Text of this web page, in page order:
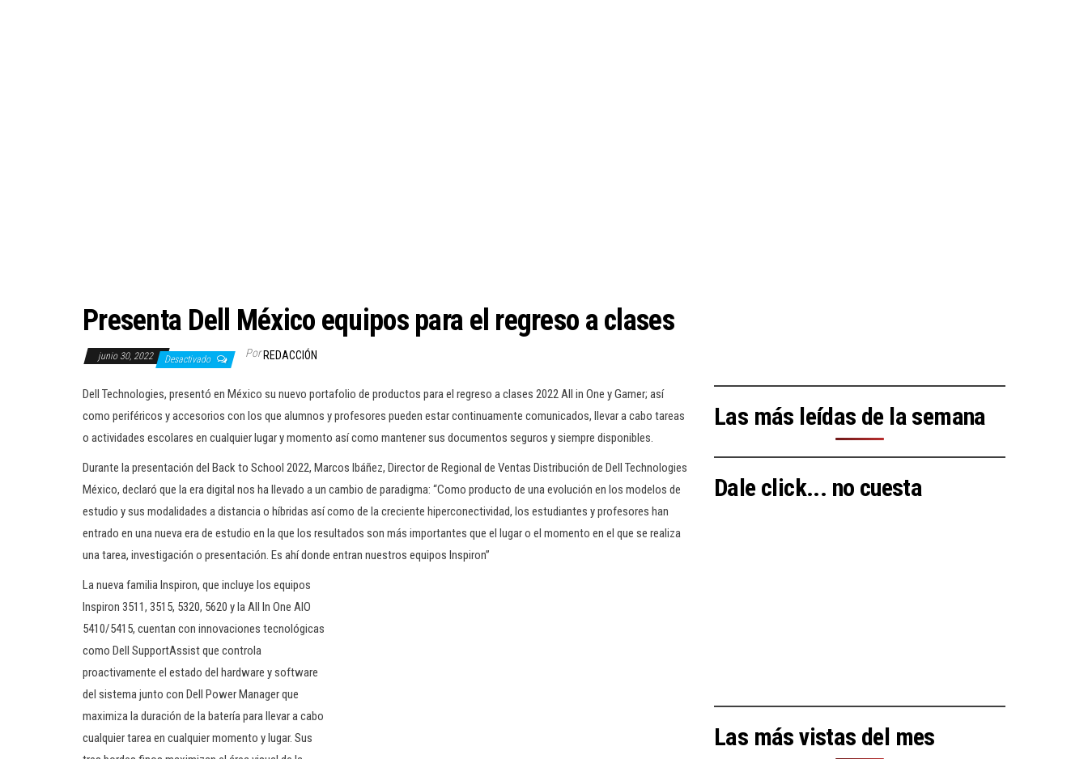
Presenta Dell México equipos para el regreso a clases
junio 30, 2022 Desactivado Por REDACCIÓN
Dell Technologies, presentó en México su nuevo portafolio de productos para el regreso a clases 2022 All in One y Gamer; así
como periféricos y accesorios con los que alumnos y profesores pueden estar continuamente comunicados, llevar a cabo tareas
o actividades escolares en cualquier lugar y momento así como mantener sus documentos seguros y siempre disponibles.
Durante la presentación del Back to School 2022, Marcos Ibáñez, Director de Regional de Ventas Distribución de Dell Technologies
México, declaró que la era digital nos ha llevado a un cambio de paradigma: “Como producto de una evolución en los modelos de
estudio y sus modalidades a distancia o híbridas así como de la creciente hiperconectividad, los estudiantes y profesores han
entrado en una nueva era de estudio en la que los resultados son más importantes que el lugar o el momento en el que se realiza
una tarea, investigación o presentación. Es ahí donde entran nuestros equipos Inspiron”
La nueva familia Inspiron, que incluye los equipos
Inspiron 3511, 3515, 5320, 5620 y la All In One AIO
5410/5415, cuentan con innovaciones tecnológicas
como Dell SupportAssist que controla
proactivamente el estado del hardware y software
del sistema junto con Dell Power Manager que
maximiza la duración de la batería para llevar a cabo
cualquier tarea en cualquier momento y lugar. Sus
Las más leídas de la semana
Dale click... no cuesta
Las más vistas del mes